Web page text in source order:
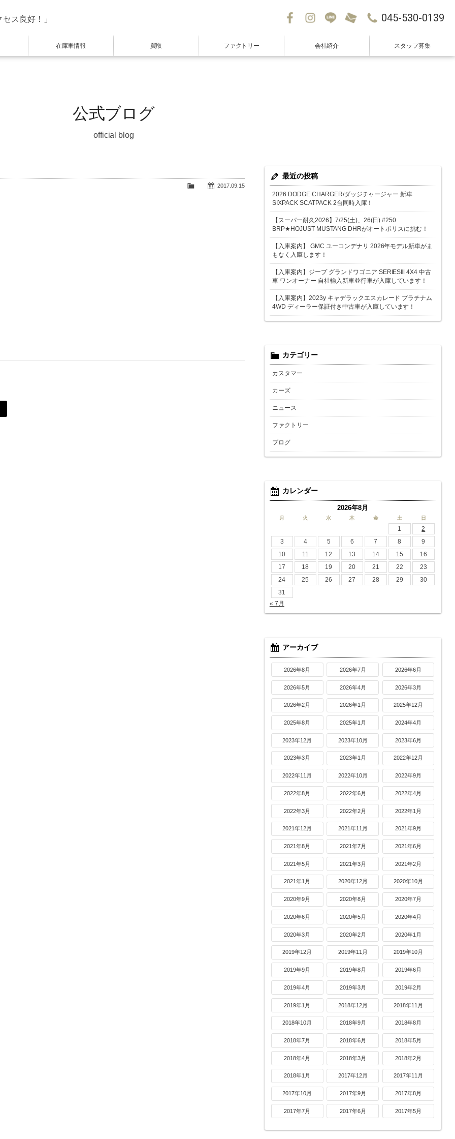
ス良好！」 045-530-0139
在庫車情報 買取 ファクトリー 会社紹介 スタッフ募集
公式ブログ
official blog
2017.09.15
最近の投稿
2026 DODGE CHARGER/ダッジチャージャー 新車
SIXPACK SCATPACK 2台同時入庫！
【スーパー耐久2026】7/25(土)、26(日) #250
BRP★HOJUST MUSTANG DHRがオートポリスに挑む！
【入庫案内】 GMC ユーコンデナリ 2026年モデル新車がま
もなく入庫します！
【入庫案内】ジープ グランドワゴニア SERIESⅢ 4X4 中古
車 ワンオーナー 自社輸入新車並行車が入庫しています！
【入庫案内】2023y キャデラックエスカレード プラチナム
4WD ディーラー保証付き中古車が入庫しています！
カテゴリー
カスタマー
カーズ
ニュース
ファクトリー
ブログ
カレンダー
2026年8月
月 火 水 木 金 土 日
1
2
3
4 5 6 7 8
9
10
11 12 13 14 15
16
17
18 19 20 21 22
23
24
25 26 27 28 29
30
31
« 7月
アーカイブ
2026年8月 2026年7月 2026年6月
2026年5月 2026年4月 2026年3月
2026年2月 2026年1月 2025年12月
2025年8月 2025年1月 2024年4月
2023年12月 2023年10月 2023年6月
2023年3月 2023年1月 2022年12月
2022年11月 2022年10月 2022年9月
2022年8月 2022年6月 2022年4月
2022年3月 2022年2月 2022年1月
2021年12月 2021年11月 2021年9月
2021年8月 2021年7月 2021年6月
2021年5月 2021年3月 2021年2月
2021年1月 2020年12月 2020年10月
2020年9月 2020年8月 2020年7月
2020年6月 2020年5月 2020年4月
2020年3月 2020年2月 2020年1月
2019年12月 2019年11月 2019年10月
2019年9月 2019年8月 2019年6月
2019年4月 2019年3月 2019年2月
2019年1月 2018年12月 2018年11月
2018年10月 2018年9月 2018年8月
2018年7月 2018年6月 2018年5月
2018年4月 2018年3月 2018年2月
2018年1月 2017年12月 2017年11月
2017年10月 2017年9月 2017年8月
2017年7月 2017年6月 2017年5月